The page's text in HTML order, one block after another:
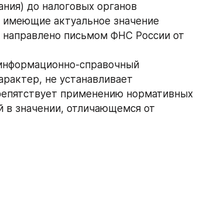
до налоговых органов
актуальное значение
письмом ФНС России от
справочный
не устанавливает
применению нормативных
в значении, отличающемся от